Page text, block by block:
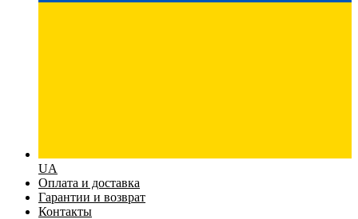
UA
Оплата и доставка
Гарантии и возврат
Контакты